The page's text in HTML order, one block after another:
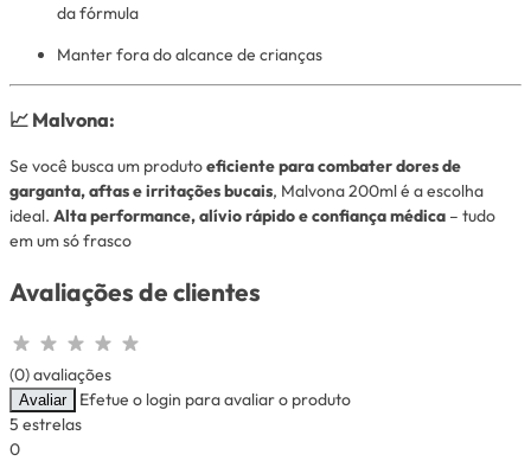
da fórmula
Manter fora do alcance de crianças
📈 Malvona:
Se você busca um produtoeficiente para combater dores de
garganta, aftas e irritações bucais, Malvona 200ml é a escolha
ideal. Alta performance, alívio rápido e confiança médica – tudo
em um só frasco
Avaliações de clientes
(0) avaliações
Avaliar
Efetue o login para avaliar o produto
5 estrelas
0